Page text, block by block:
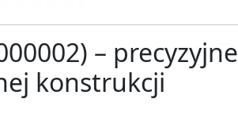
– precyzyjne
konstrukcji